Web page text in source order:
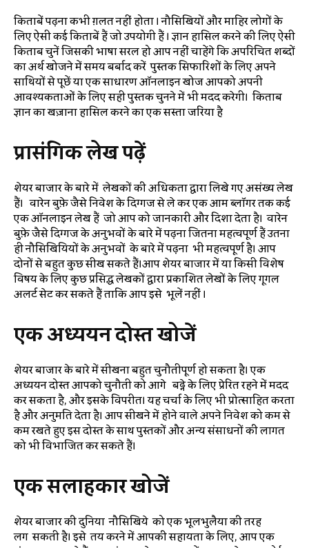
किताबें पढ़ना कभी ग़लत नहीं होता । नौसिखियों और माहिर लोगों के
लिए ऐसी कई किताबें हैं जो उपयोगी हैं । ज्ञान हासिल करने की लिए ऐसी
किताब चुनें जिसकी भाषा सरल हो आप नहीं चाहेंगे कि अपरिचित शब्दों
का अर्थ खोजने में समय बर्बाद करें पुस्तक सिफारिशों के लिए अपने
साथियों से पूछें या एक साधारण ऑनलाइन खोज आपको अपनी
आवश्यकताओं के लिए सही पुस्तक चुनने में भी मदद करेगी। किताब
ज्ञान का खज़ाना हासिल करने का एक सस्ता जरिया है
प्रासंगिकलेखपढ़ें
शेयर बाजार के बारे में लेखकों की अधिकता द्वारा लिखे गए असंख्य लेख
हैं। वारेन बुफ़े जैसे निवेश के दिग्गज से ले कर एक आम ब्लॉगर तक कई
एक ऑनलाइन लेख हैं जो आप को जानकारी और दिशा देता है। वारेन
बुफ़े जैसे दिग्गज के अनुभवों के बारे में पढ़ना जितना महत्वपूर्ण हैं उतना
ही नौसिखियियों के अनुभवों के बारे में पढ़ना भी महत्वपूर्ण है। आप
दोनों से बहुत कुछ सीख सकते हैं।आप शेयर बाजार में या किसी विशेष
विषय के लिए कुछ प्रसिद्ध लेखकों द्वारा प्रकाशित लेखों के लिए गूगल
अलर्ट सेट कर सकते हैं ताकि आप इसे भूलें नहीं ।
एकअध्ययनदोस्तखोजें
शेयर बाजार के बारे में सीखना बहुत चुनौतीपूर्ण हो सकता है। एक
अध्ययन दोस्त आपको चुनौती को आगे बढ्ने के लिए प्रेरित रहने में मदद
कर सकता है, और इसके विपरीत। यह चर्चा के लिए भी प्रोत्साहित करता
है और अनुमति देता है। आप सीखने में होने वाले अपने निवेश को कम से
कम रखते हुए इस दोस्त के साथ पुस्तकों और अन्य संसाधनों की लागत
को भी विभाजित कर सकते हैं।
एकसलाहकारखोजें
शेयर बाजार की दुनिया नौसिखिये को एक भूलभुलैया की तरह
लग सकती है। इसे तय करने में आपकी सहायता के लिए, आप एक